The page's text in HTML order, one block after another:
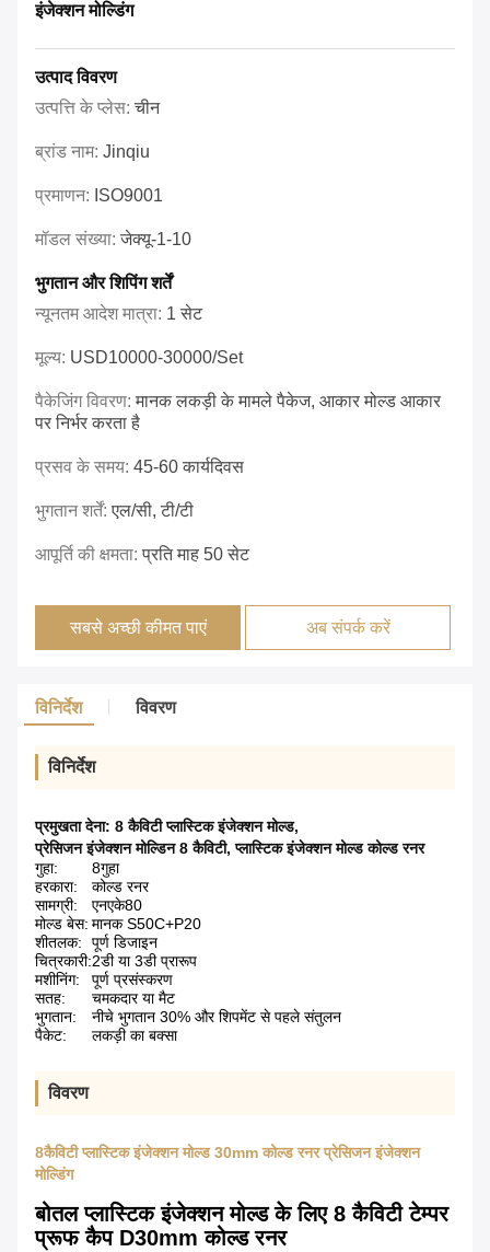
इंजेक्शन मोल्डिंग
उत्पाद विवरण
उत्पत्ति के प्लेस:चीन
ब्रांड नाम: Jinqiu
प्रमाणन: ISO9001
मॉडल संख्या:जेक्यू-1-10
भुगतान और शिपिंग शर्तें
न्यूनतम आदेश मात्रा: 1 सेट
मूल्य: USD10000-30000/set
पैकेजिंग विवरण:मानक लकड़ी के मामले पैकेज, आकार मोल्ड आकार
पर निर्भर करता है
प्रसव के समय: 45-60 कार्यदिवस
भुगतान शर्तें:एल/सी, टी/टी
आपूर्ति की क्षमता:प्रति माह 50 सेट
सबसे अच्छी कीमत पाएं अब संपर्क करें
विनिर्देश विवरण
विनिर्देश
प्रमुखता देना: 8 कैविटी प्लास्टिक इंजेक्शन मोल्ड,
प्रेसिजन इंजेक्शन मोल्डिन 8 कैविटी,प्लास्टिक इंजेक्शन मोल्ड कोल्ड रनर
गुहा:
8गुहा
हरकारा:
कोल्ड रनर
सामग्री:
एनएके80
मोल्ड बेस: मानक S50C+P20
शीतलक:
पूर्ण डिजाइन
चित्रकारी:2डी या 3डी प्रारूप
मशीनिंग:
पूर्ण प्रसंस्करण
सतह:
चमकदार या मैट
भुगतान:
नीचे भुगतान 30% और शिपमेंट से पहले संतुलन
पैकेट:
लकड़ी का बक्सा
विवरण
8कैविटी प्लास्टिक इंजेक्शन मोल्ड 30mm कोल्ड रनर प्रेसिजन इंजेक्शन
मोल्डिंग
बोतल प्लास्टिक इंजेक्शन मोल्ड के लिए 8 कैविटी टेम्पर
प्रूफ कैप D30mm कोल्ड रनर